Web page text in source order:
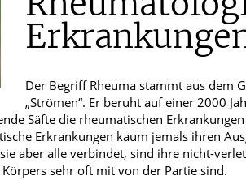
Der Begriff Rheuma stammt aus dem
„Strömen“. Er beruht auf einer 2000
Säfte die rheumatischen
Erkrankungen kaum jemals ihren
aber alle verbindet, sind ihre nicht-
sehr oft mit von der Partie sind.